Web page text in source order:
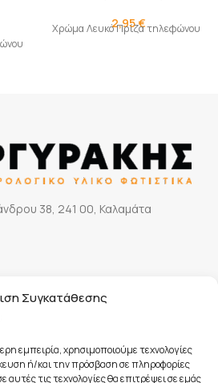
Συγκατάθεσης
εμπειρία, χρησιμοποιούμε τεχνολογίες
ή/και την πρόσβαση σε πληροφορίες
τις τεχνολογίες θα επιτρέψει σε εμάς
2,95€
Χρώμα Λευκό Πρίζα τηλεφώνου
38, 241 00, Καλαμάτα